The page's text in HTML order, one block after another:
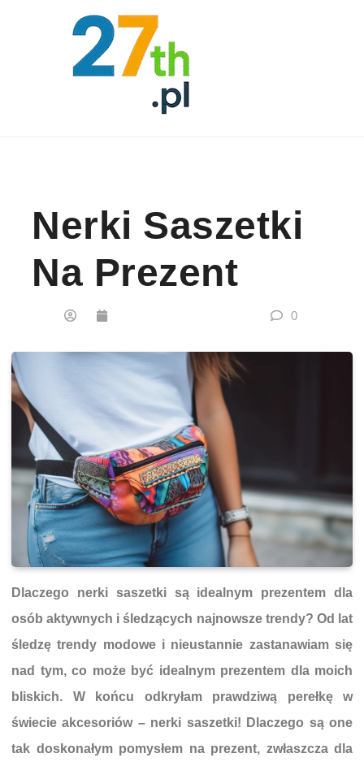
Nerki Saszetki
Na Prezent
0
Dlaczego nerki saszetki są idealnym prezentem dla
osób aktywnych i śledzących najnowsze trendy? Od lat
śledzę trendy modowe i nieustannie zastanawiam się
nad tym, co może być idealnym prezentem dla moich
bliskich. W końcu odkryłam prawdziwą perełkę w
świecie akcesoriów – nerki saszetki! Dlaczego są one
tak doskonałym pomysłem na prezent, zwłaszcza dla